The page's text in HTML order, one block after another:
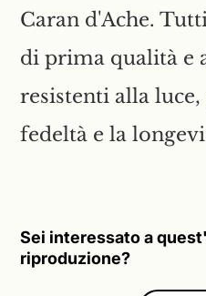
Caran d'Ache.
di prima qualità e
resistenti alla
fedeltà e la
Sei interessato a
riproduzione?